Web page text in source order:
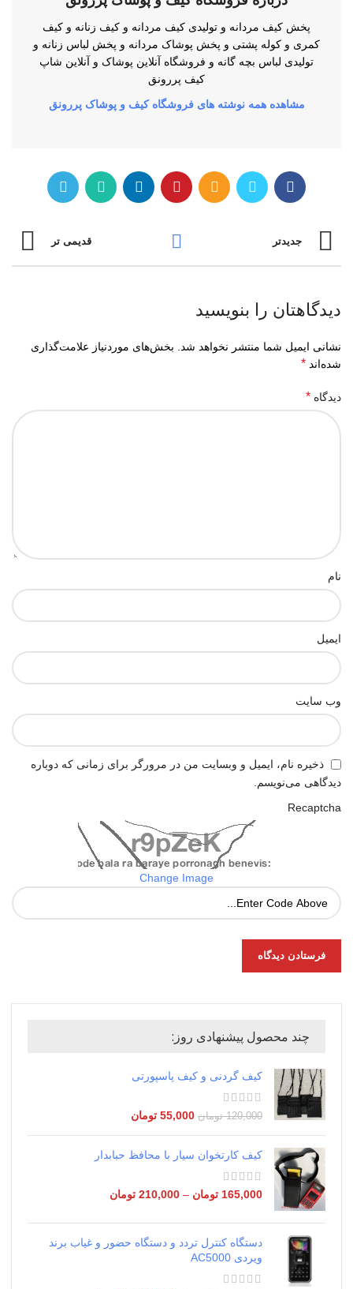
پخش کیف مردانه و تولیدی کیف مردانه و کیف زنانه و کیف
کمری و کوله پشتی و پخش پوشاک مردانه و پخش لباس زنانه و
تولیدی لباس بچه گانه و فروشگاه آنلاین پوشاک و آنلاین شاپ
کیف پررونق
مشاهده همه نوشته های فروشگاه کیف و پوشاک پررونق
جدیدتر قدیمی تر
دیدگاهتان را بنویسید
نشانی ایمیل شما منتشر نخواهد شد.
بخش‌های موردنیاز علامت‌گذاری
شده‌اند *
دیدگاه *
نام
ایمیل
وب‌ سایت
ذخیره نام، ایمیل و وبسایت من در مرورگر برای زمانی که دوباره
دیدگاهی می‌نویسم.
Recaptcha
Change Image
چند محصول پیشنهادی روز:
کیف گردنی و کیف پاسپورتی
120,000 تومان 55,000 تومان
کیف کارتخوان سیار با محافظ حبابدار
165,000 تومان –
210,000 تومان
دستگاه کنترل تردد و دستگاه حضور و غیاب برند
ویردی AC5000